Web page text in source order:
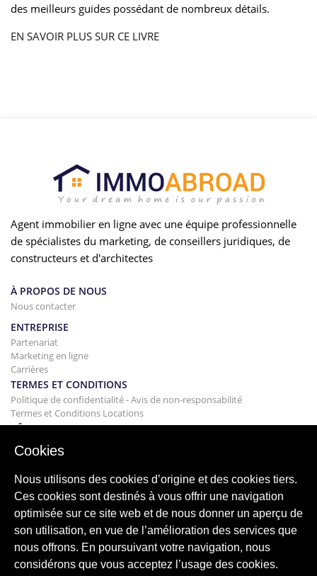
des meilleurs guides possédant de nombreux détails.
EN SAVOIR PLUS SUR CE LIVRE
Agent immobilier en ligne avec une équipe professionnelle
de spécialistes du marketing, de conseillers juridiques, de
constructeurs et d'architectes
À PROPOS DE NOUS
Nous contacter
ENTREPRISE
Partenariat
Marketing en ligne
Carrières
TERMES ET CONDITIONS
Politique de confidentialité - Avis de non-responsabilité
Termes et Conditions Locations
BÂTIMENT
Projets
Acheter votre maison
Vendre
Hypothèque
Service de recherche
Blog
Régions du monde entier
Cookies
Nous utilisons des cookies d’origine et des cookies tiers.
Ces cookies sont destinés à vous offrir une navigation
optimisée sur ce site web et de nous donner un aperçu de
son utilisation, en vue de l’amélioration des services que
nous offrons. En poursuivant votre navigation, nous
considérons que vous acceptez l’usage des cookies.